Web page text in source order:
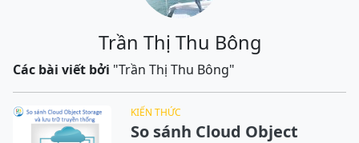
Trần Thị Thu Bông
Các bài viết bởi "Trần Thị Thu Bông"
KIẾN THỨC
So sánh Cloud Object